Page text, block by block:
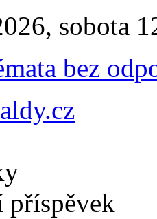
sobota
bez
příspěvek